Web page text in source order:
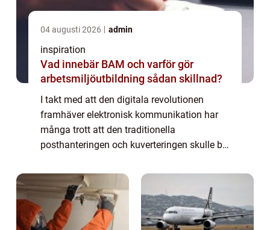
04 augusti 2026 admin
inspiration
Vad innebär BAM och varför gör
arbetsmiljöutbildning sådan skillnad?
I takt med att den digitala revolutionen
framhäver elektronisk kommunikation har
många trott att den traditionella
posthanteringen och kuverteringen skulle bli
världen över a...